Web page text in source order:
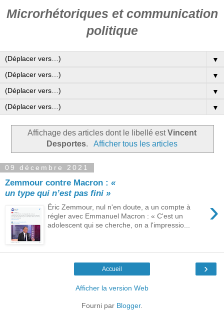
Microrhétoriques et communication
politique
▼
▼
▼
▼
Affichage des articles dont le libellé estVincent
Desportes. Afficher tous les articles
09 décembre 2021
Zemmour contre Macron : «
un type qui n’est pas fini »
›
Éric Zemmour, nul n'en doute, a un compte à
régler avec Emmanuel Macron : « C'est un
adolescent qui se cherche, on a l'impressio...
›
Accueil
Afficher la version Web
Fourni par Blogger.